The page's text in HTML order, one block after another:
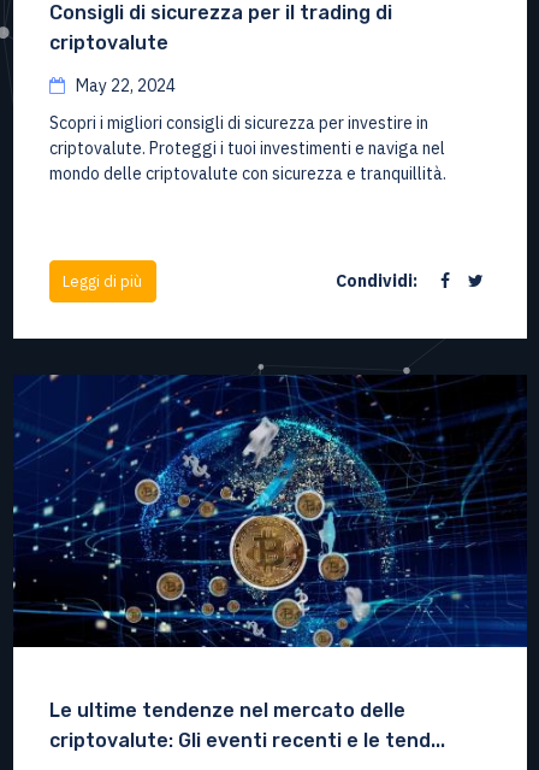
Consigli di sicurezza per il trading di
criptovalute
May 22, 2024
Scopri i migliori consigli di sicurezza per investire in
criptovalute. Proteggi i tuoi investimenti e naviga nel
mondo delle criptovalute con sicurezza e tranquillità.
Leggi di più Condividi:
Le ultime tendenze nel mercato delle
criptovalute: Gli eventi recenti e le tend...